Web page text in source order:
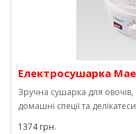
Електросушарка
Зручна сушарка для
домашні спеції та
1374 грн.